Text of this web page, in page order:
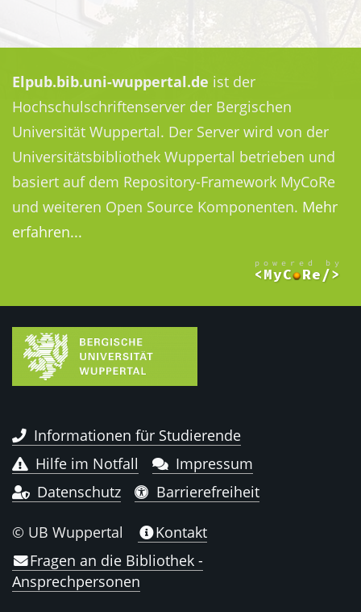
Elpub.bib.uni-wuppertal.de ist der
Hochschulschriftenserver der Bergischen
Universität Wuppertal. Der Server wird von der
Universitätsbibliothek Wuppertal betrieben und
basiert auf dem Repository-Framework MyCoRe
und weiteren Open Source Komponenten. Mehr
erfahren...
Informationen für Studierende
Hilfe im Notfall
Impressum
Datenschutz
Barrierefreiheit
© UB Wuppertal
Kontakt
Fragen an die Bibliothek -
Ansprechpersonen